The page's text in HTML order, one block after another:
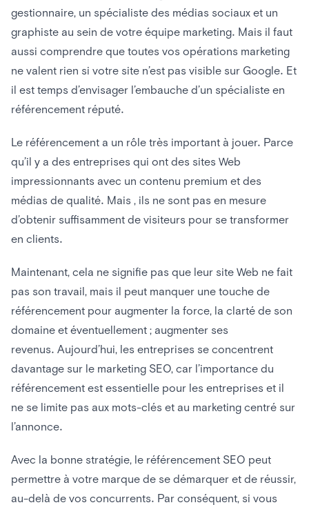
gestionnaire, un spécialiste des médias sociaux et un
graphiste au sein de votre équipe marketing. Mais il faut
aussi comprendre que toutes vos opérations marketing
ne valent rien si votre site n’est pas visible sur Google. Et
il est temps d’envisager l’embauche d’un spécialiste en
référencement réputé.
Le référencement a un rôle très important à jouer. Parce
qu’il y a des entreprises qui ont des sites Web
impressionnants avec un contenu premium et des
médias de qualité. Mais , ils ne sont pas en mesure
d’obtenir suffisamment de visiteurs pour se transformer
en clients.
Maintenant, cela ne signifie pas que leur site Web ne fait
pas son travail, mais il peut manquer une touche de
référencement pour augmenter la force, la clarté de son
domaine et éventuellement ; augmenter ses
revenus. Aujourd’hui, les entreprises se concentrent
davantage sur le marketing SEO, car l’importance du
référencement est essentielle pour les entreprises et il
ne se limite pas aux mots-clés et au marketing centré sur
l’annonce.
Avec la bonne stratégie, le référencement SEO peut
permettre à votre marque de se démarquer et de réussir,
au-delà de vos concurrents. Par conséquent, si vous